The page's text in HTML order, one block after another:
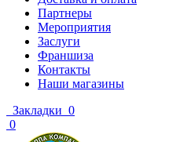
Партнеры
Мероприятия
Заслуги
Франшиза
Контакты
Наши магазины
Закладки 0
0